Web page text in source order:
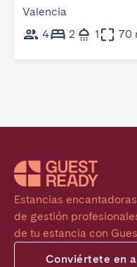
Valencia
4
2 1 70
Estancias
de gestión
de tu estancia con
Conviértete en